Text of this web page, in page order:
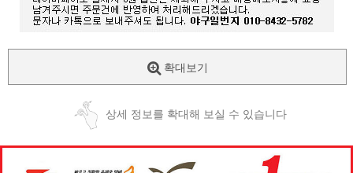
확대보기
상세 정보를 확대해 보실 수 있습니다